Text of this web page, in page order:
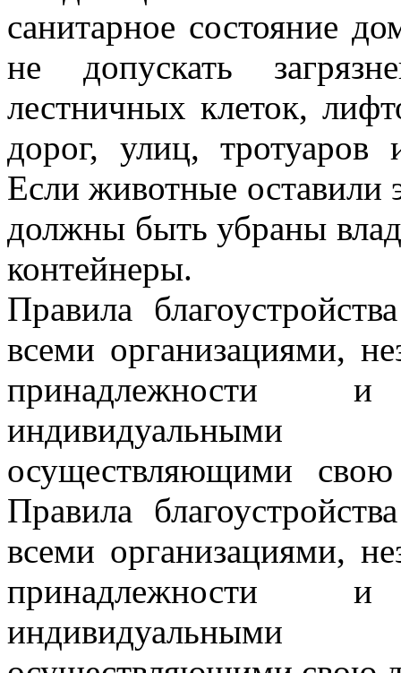
санитарное состояние
не допускать
лестничных клеток,
дорог, улиц,
Если животные оставили
должны быть убраны
контейнеры.
Правила
всеми организациями,
принадлежности
осуществляющими свою
Правила
всеми организациями,
принадлежности